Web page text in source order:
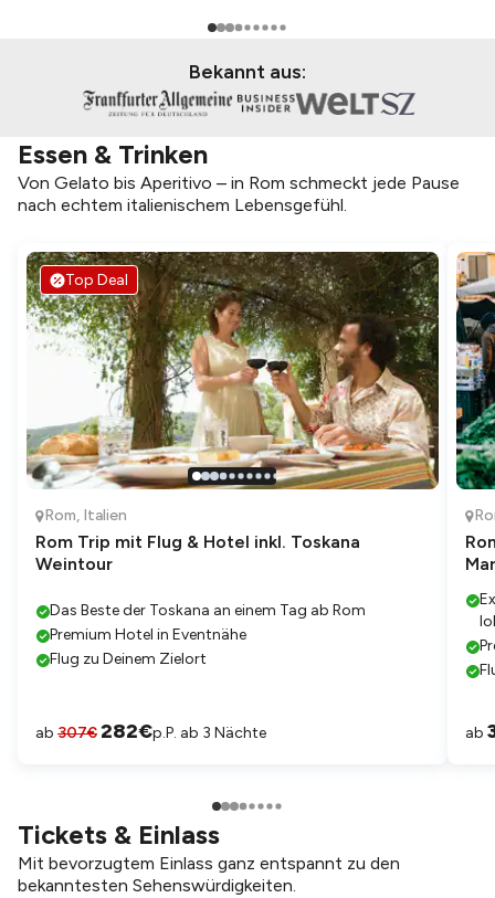
Bekannt aus:
Essen & Trinken
Von Gelato bis Aperitivo – in Rom schmeckt jede Pause
nach echtem italienischem Lebensgefühl.
Top Deal
Rom, Italien
Rom Trip mit Flug & Hotel inkl. Toskana
Weintour
Das Beste der Toskana an einem Tag ab Rom
Premium Hotel in Eventnähe
Flug zu Deinem Zielort
ab 307€282€p.P. ab 3 Nächte ab
Tickets & Einlass
Mit bevorzugtem Einlass ganz entspannt zu den
bekanntesten Sehenswürdigkeiten.